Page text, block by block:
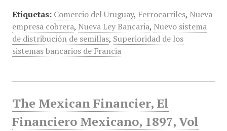
Etiquetas: Comercio del Uruguay, Ferrocarriles, Nueva
empresa cobrera, Nueva Ley Bancaria, Nuevo sistema
de distribución de semillas, Superioridad de los
sistemas bancarios de Francia
The Mexican Financier, El
Financiero Mexicano, 1897, Vol